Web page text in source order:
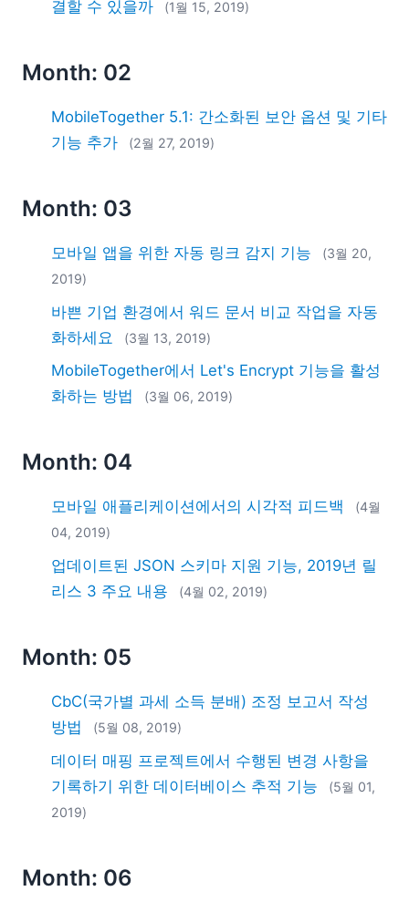
결할 수 있을까 (1월 15, 2019)
Month: 02
MobileTogether 5.1: 간소화된 보안 옵션 및 기타
기능 추가
(2월 27, 2019)
Month: 03
모바일 앱을 위한 자동 링크 감지 기능
(3월 20,
2019)
바쁜 기업 환경에서 워드 문서 비교 작업을 자동
화하세요
(3월 13, 2019)
MobileTogether에서 Let's Encrypt 기능을 활성
화하는 방법
(3월 06, 2019)
Month: 04
모바일 애플리케이션에서의 시각적 피드백
(4월
04, 2019)
업데이트된 JSON 스키마 지원 기능, 2019년 릴
리스 3 주요 내용
(4월 02, 2019)
Month: 05
CbC(국가별 과세 소득 분배) 조정 보고서 작성
방법
(5월 08, 2019)
데이터 매핑 프로젝트에서 수행된 변경 사항을
기록하기 위한 데이터베이스 추적 기능
(5월 01,
2019)
Month: 06